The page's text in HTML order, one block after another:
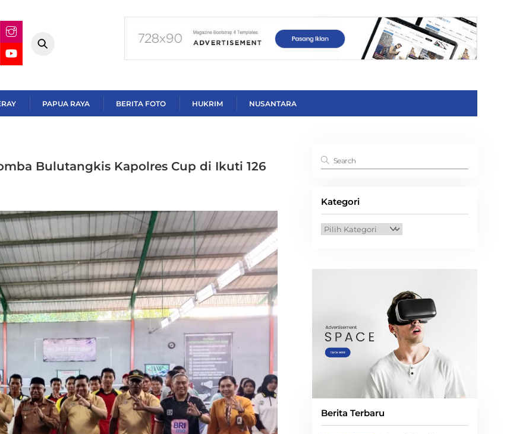
PAPUA RAYA BERITA FOTO HUKRIM NUSANTARA
Bulutangkis Kapolres Cup di Ikuti 126
Kategori
Kategori
Berita Terbaru